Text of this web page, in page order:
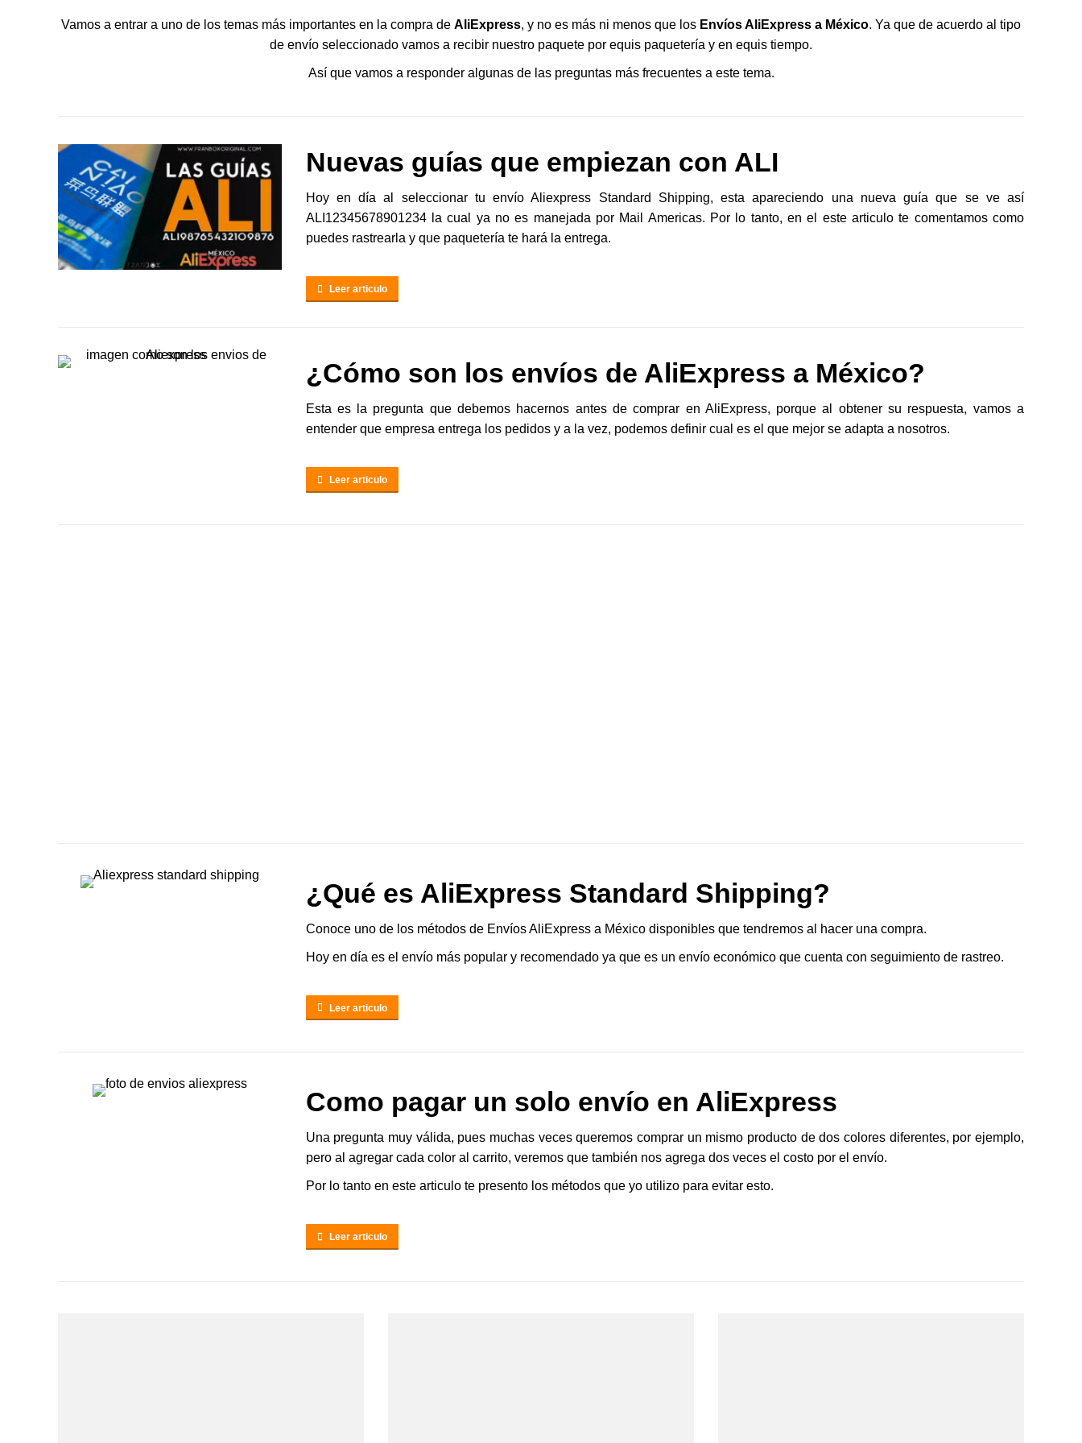
Vamos a entrar a uno de los temas más importantes en la compra de AliExpress, y no es más ni menos que los Envíos AliExpress a México. Ya que de acuerdo al tipo
de envío seleccionado vamos a recibir nuestro paquete por equis paquetería y en equis tiempo.
Así que vamos a responder algunas de las preguntas más frecuentes a este tema.
Nuevas guías que empiezan con ALI
Hoy en día al seleccionar tu envío Aliexpress Standard Shipping, esta apareciendo una nueva guía que se ve así
ALI12345678901234 la cual ya no es manejada por Mail Americas. Por lo tanto, en el este articulo te comentamos como
puedes rastrearla y que paquetería te hará la entrega.
Leer articulo
¿Cómo son los envíos de AliExpress a México?
Esta es la pregunta que debemos hacernos antes de comprar en AliExpress, porque al obtener su respuesta, vamos a
entender que empresa entrega los pedidos y a la vez, podemos definir cual es el que mejor se adapta a nosotros.
Leer articulo
¿Qué es AliExpress Standard Shipping?
Conoce uno de los métodos de Envíos AliExpress a México disponibles que tendremos al hacer una compra.
Hoy en día es el envío más popular y recomendado ya que es un envío económico que cuenta con seguimiento de rastreo.
Leer articulo
Como pagar un solo envío en AliExpress
Una pregunta muy válida, pues muchas veces queremos comprar un mismo producto de dos colores diferentes, por ejemplo,
pero al agregar cada color al carrito, veremos que también nos agrega dos veces el costo por el envío.
Por lo tanto en este articulo te presento los métodos que yo utilizo para evitar esto.
Leer articulo